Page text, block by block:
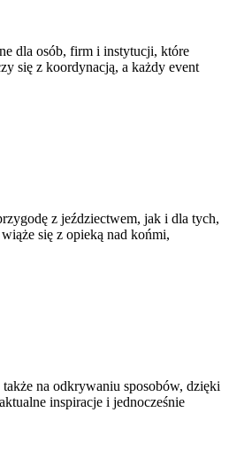
dla osób, firm i instytucji, które
się z koordynacją, a każdy event
z jeździectwem, jak i dla tych,
się z opieką nad końmi,
na odkrywaniu sposobów, dzięki
inspiracje i jednocześnie